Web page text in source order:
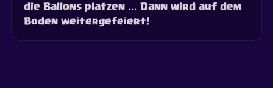
die Ballons platzen ... Dann wird auf dem
Boden weitergefeiert!